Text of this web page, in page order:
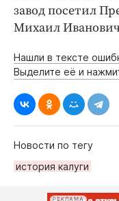
завод посетил
Михаил
Нашли в тексте
Выделите её и
Новости по тегу
история калуги
РЕКЛАМА